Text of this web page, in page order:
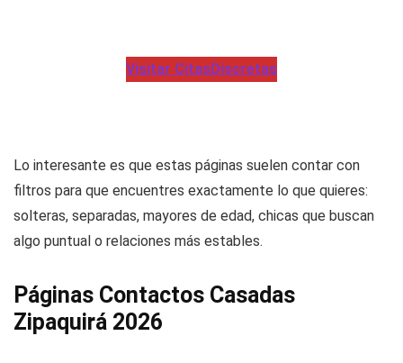
Visitar CitasDiscretas
Lo interesante es que estas páginas suelen contar con
filtros para que encuentres exactamente lo que quieres:
solteras, separadas, mayores de edad, chicas que buscan
algo puntual o relaciones más estables.
Páginas Contactos Casadas
Zipaquirá 2026